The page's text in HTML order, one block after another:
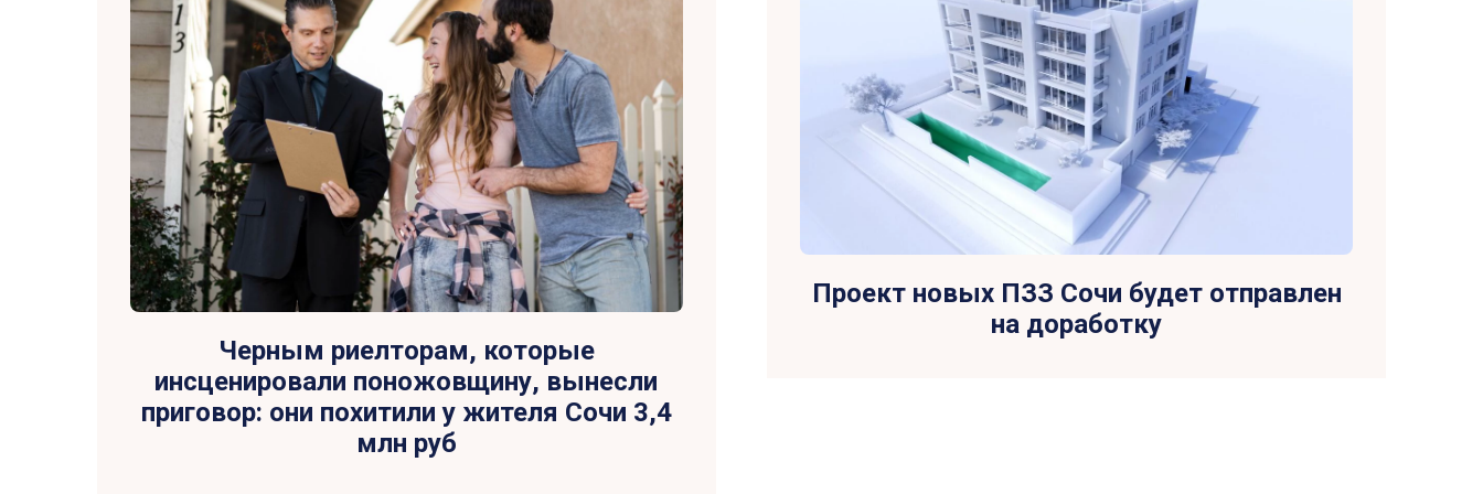
Черным риелторам, которые
инсценировали поножовщину, вынесли
приговор: они похитили у жителя Сочи 3,4
млн руб
Проект новых ПЗЗ Сочи будет отправлен
на доработку